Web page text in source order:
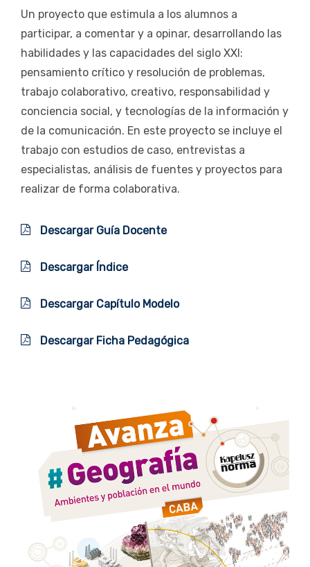
Un proyecto que estimula a los alumnos a
participar, a comentar y a opinar, desarrollando las
habilidades y las capacidades del siglo XXI:
pensamiento crítico y resolución de problemas,
trabajo colaborativo, creativo, responsabilidad y
conciencia social, y tecnologías de la información y
de la comunicación. En este proyecto se incluye el
trabajo con estudios de caso, entrevistas a
especialistas, análisis de fuentes y proyectos para
realizar de forma colaborativa.
Descargar Guía Docente
Descargar Índice
Descargar Capítulo Modelo
Descargar Ficha Pedagógica